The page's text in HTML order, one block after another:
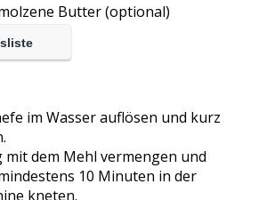
Butter (optional)
im Wasser auflösen und kurz
mit dem Mehl vermengen und
10 Minuten in der
kneten.